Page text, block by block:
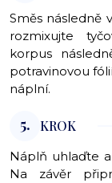
Směs následně
rozmixujte
korpus
potravinovou
náplní.
5. KROK
Náplň uhlaďte
Na závěr